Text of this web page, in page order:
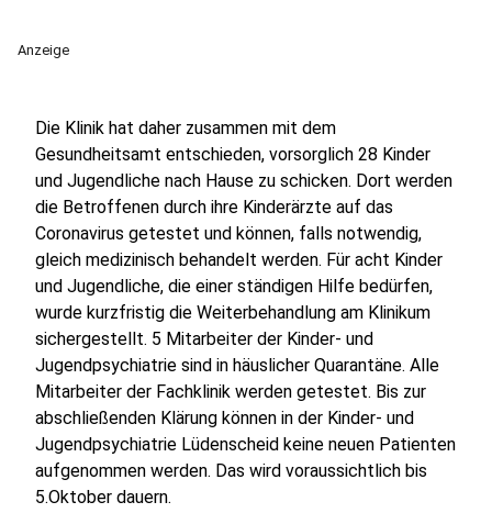
Anzeige
Die Klinik hat daher zusammen mit dem
Gesundheitsamt entschieden, vorsorglich 28 Kinder
und Jugendliche nach Hause zu schicken. Dort werden
die Betroffenen durch ihre Kinderärzte auf das
Coronavirus getestet und können, falls notwendig,
gleich medizinisch behandelt werden. Für acht Kinder
und Jugendliche, die einer ständigen Hilfe bedürfen,
wurde kurzfristig die Weiterbehandlung am Klinikum
sichergestellt. 5 Mitarbeiter der Kinder- und
Jugendpsychiatrie sind in häuslicher Quarantäne. Alle
Mitarbeiter der Fachklinik werden getestet. Bis zur
abschließenden Klärung können in der Kinder- und
Jugendpsychiatrie Lüdenscheid keine neuen Patienten
aufgenommen werden. Das wird voraussichtlich bis
5.Oktober dauern.